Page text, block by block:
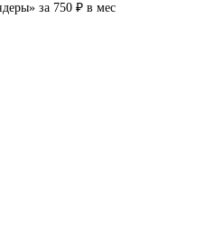
за 750 ₽ в мес